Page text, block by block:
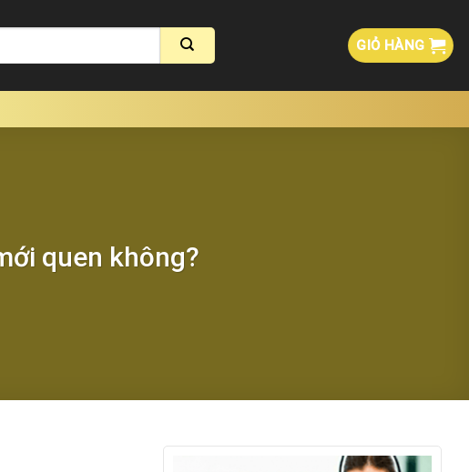
GIỎ HÀNG
quen không?